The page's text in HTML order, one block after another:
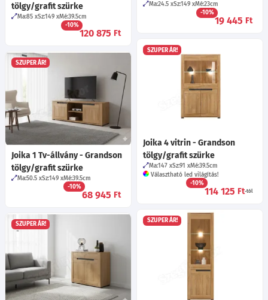
tölgy/grafit szürke
Ma:85 Sz:149 Mé:39.5cm
-10%
120 875 Ft
Ma:24.5 Sz:149 Mé:23cm
-10%
19 445 Ft
SZUPER ÁR!
Joika 4 vitrin - Grandson
tölgy/grafit szürke
Ma:147 Sz:91 Mé:39.5cm
Választható led világítás!
-10%
114 125 Ft-tól
SZUPER ÁR!
Joika 1 Tv-állvány - Grandson
tölgy/grafit szürke
Ma:50.5 Sz:149 Mé:39.5cm
-10%
68 945 Ft
SZUPER ÁR!
SZUPER ÁR!